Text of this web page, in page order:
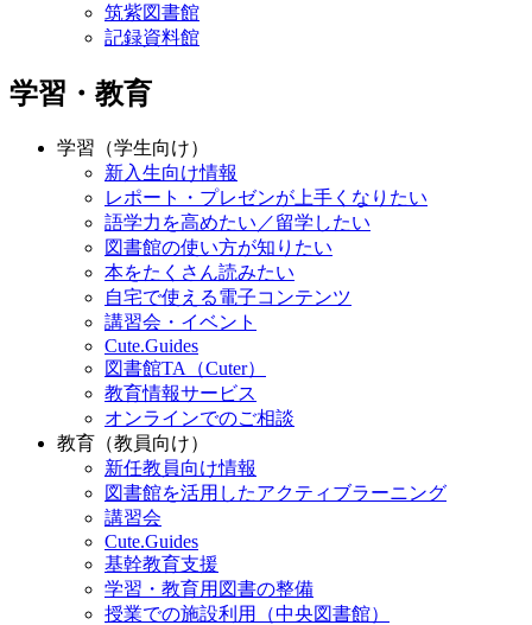
筑紫図書館
記録資料館
学習・教育
学習（学生向け）
新入生向け情報
レポート・プレゼンが上手くなりたい
語学力を高めたい／留学したい
図書館の使い方が知りたい
本をたくさん読みたい
自宅で使える電子コンテンツ
講習会・イベント
Cute.Guides
図書館TA（Cuter）
教育情報サービス
オンラインでのご相談
教育（教員向け）
新任教員向け情報
図書館を活用したアクティブラーニング
講習会
Cute.Guides
基幹教育支援
学習・教育用図書の整備
授業での施設利用（中央図書館）